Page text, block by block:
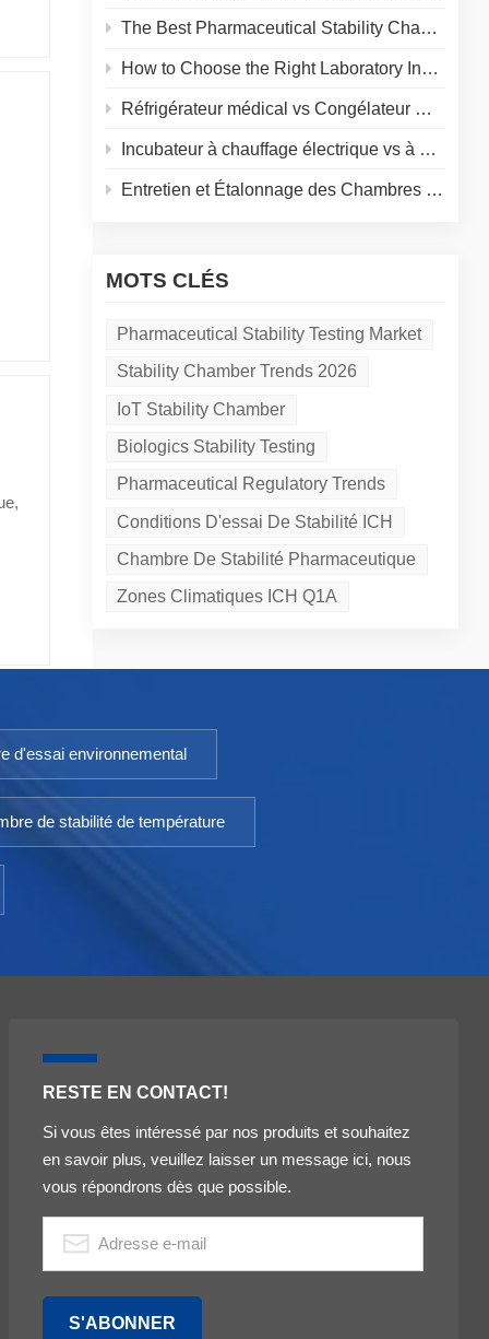
The Best Pharmaceutical Stability Chamber Manufacturer
How to Choose the Right Laboratory Incubator: A Complete Buyer's Guide for 2026
Réfrigérateur médical vs Congélateur médical : Choisir le bon stockage au froid pour votre laboratoire
Incubateur à chauffage électrique vs à double enveloppe d'eau : Comparaison complète pour votre laboratoire
Entretien et Étalonnage des Chambres d'Essai Environnementales : Guide Pratique
MOTS CLÉS
Pharmaceutical Stability Testing Market
Stability Chamber Trends 2026
IoT Stability Chamber
Biologics Stability Testing
Pharmaceutical Regulatory Trends
Conditions D'essai De Stabilité ICH
Chambre De Stabilité Pharmaceutique
Zones Climatiques ICH Q1A
la
et
à
d'essai environnemental
de stabilité de température
RESTE EN CONTACT!
Si vous êtes intéressé par nos produits et souhaitez
en savoir plus, veuillez laisser un message ici, nous
vous répondrons dès que possible.